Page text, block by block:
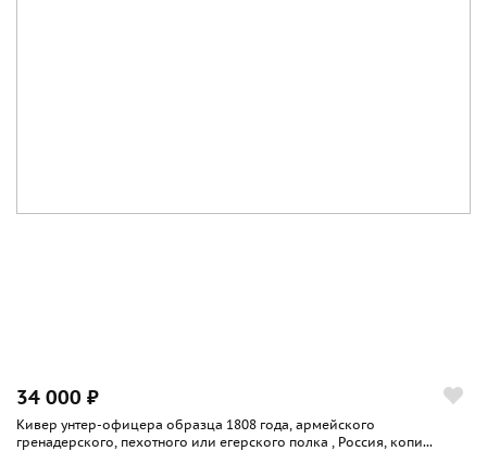
34 000 ₽
Кивер унтер-офицера образца 1808 года, армейского
гренадерского, пехотного или егерского полка , Россия, копи...